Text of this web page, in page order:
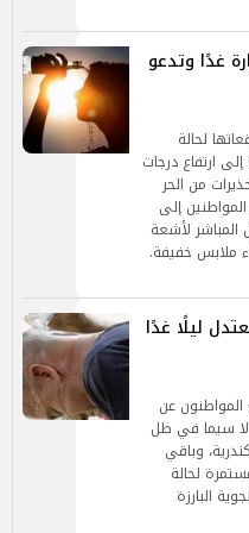
غدًا وتدعو
لحالة
مايو 2025، مشيرة إلى ارتفاع درجات
من الحر
إلى
المباشر لأشعة
ملابس خفيفة.
ليلًا غدًا
عن
لا سيما في ظل
وباقي
لحالة
البارزة